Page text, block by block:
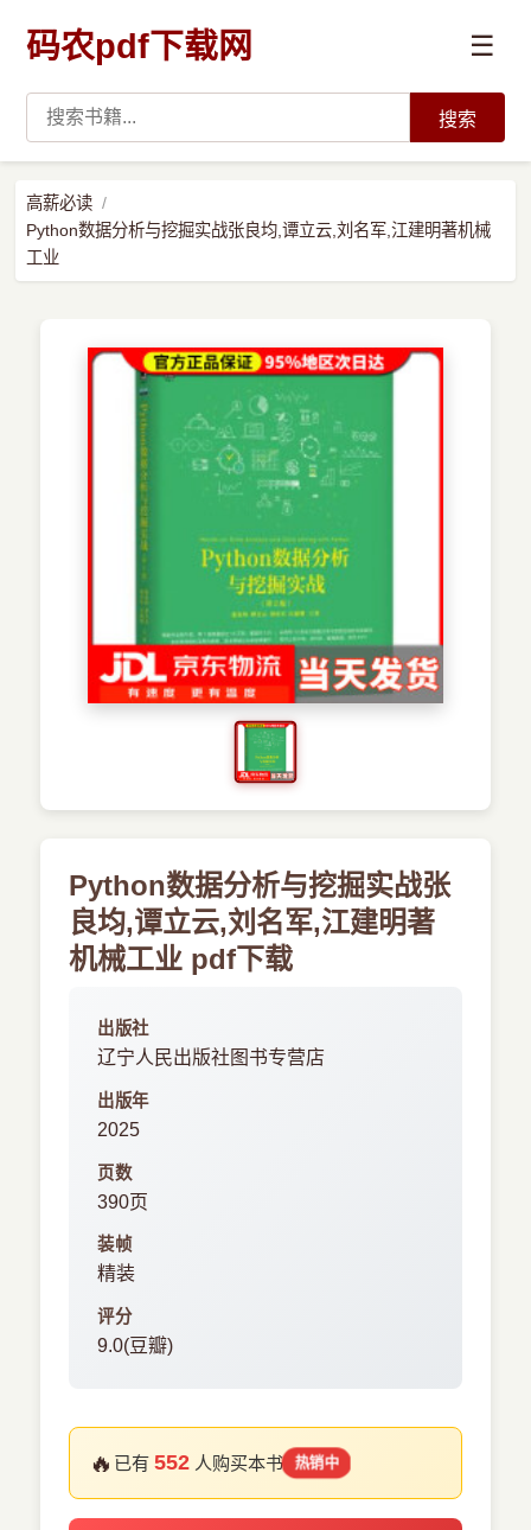
码农pdf下载网 ☰
数据科学与人工智能
预订书籍
搜索
高薪必读
Python数据分析与挖掘实战张良均,谭立云,刘名军,江建明著机械
工业
Python数据分析与挖掘实战张
良均,谭立云,刘名军,江建明著
机械工业 pdf下载
出版社
辽宁人民出版社图书专营店
出版年
2025
页数
390页
装帧
精装
评分
9.0(豆瓣)
🔥 已有552 人购买本书 热销中